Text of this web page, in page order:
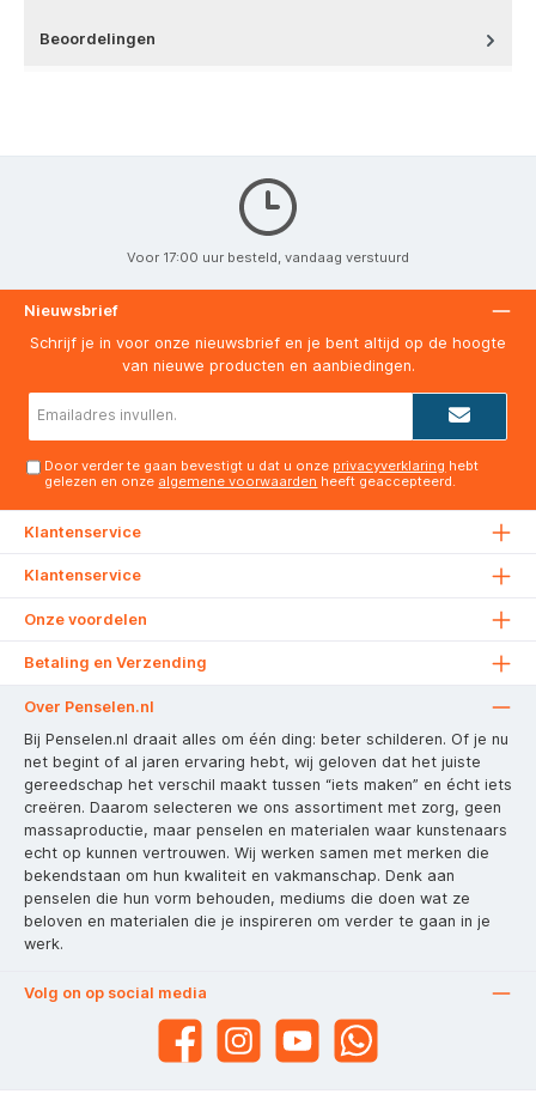
Beoordelingen
Voor 17:00 uur besteld, vandaag verstuurd
Nieuwsbrief
Schrijf je in voor onze nieuwsbrief en je bent altijd op de hoogte
van nieuwe producten en aanbiedingen.
Door verder te gaan bevestigt u dat u onze privacyverklaring hebt
gelezen en onze algemene voorwaarden heeft geaccepteerd.
Klantenservice
Klantenservice
Onze voordelen
Betaling en Verzending
Over Penselen.nl
Bij Penselen.nl draait alles om één ding: beter schilderen. Of je nu
net begint of al jaren ervaring hebt, wij geloven dat het juiste
gereedschap het verschil maakt tussen “iets maken” en écht iets
creëren. Daarom selecteren we ons assortiment met zorg, geen
massaproductie, maar penselen en materialen waar kunstenaars
echt op kunnen vertrouwen. Wij werken samen met merken die
bekendstaan om hun kwaliteit en vakmanschap. Denk aan
penselen die hun vorm behouden, mediums die doen wat ze
beloven en materialen die je inspireren om verder te gaan in je
werk.
Volg on op social media